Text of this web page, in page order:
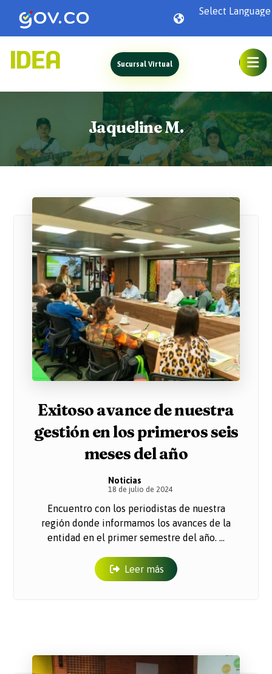
Sucursal Virtual
Jaqueline M.
Exitoso avance de nuestra
gestión en los primeros seis
meses del año
Noticias
18 de julio de 2024
Encuentro con los periodistas de nuestra
región donde informamos los avances de la
entidad en el primer semestre del año. ...
Leer más